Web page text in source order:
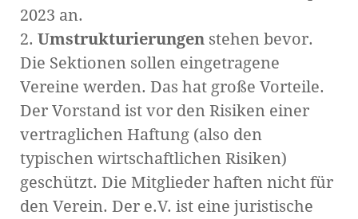
2023 an.
2. Umstrukturierungen stehen bevor.
Die Sektionen sollen eingetragene
Vereine werden. Das hat große Vorteile.
Der Vorstand ist vor den Risiken einer
vertraglichen Haftung (also den
typischen wirtschaftlichen Risiken)
geschützt. Die Mitglieder haften nicht für
den Verein. Der e.V. ist eine juristische